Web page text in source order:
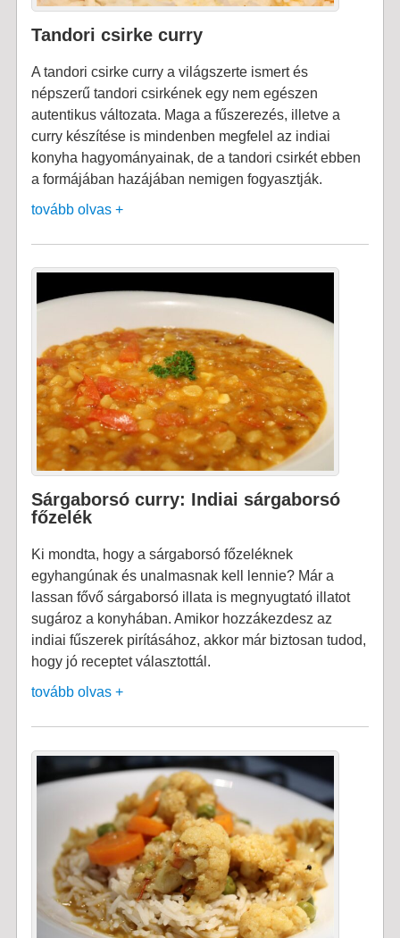
Tandori csirke curry
A tandori csirke curry a világszerte ismert és
népszerű tandori csirkének egy nem egészen
autentikus változata. Maga a fűszerezés, illetve a
curry készítése is mindenben megfelel az indiai
konyha hagyományainak, de a tandori csirkét ebben
a formájában hazájában nemigen fogyasztják.
tovább olvas +
Sárgaborsó curry: Indiai sárgaborsó
főzelék
Ki mondta, hogy a sárgaborsó főzeléknek
egyhangúnak és unalmasnak kell lennie? Már a
lassan fővő sárgaborsó illata is megnyugtató illatot
sugároz a konyhában. Amikor hozzákezdesz az
indiai fűszerek pirításához, akkor már biztosan tudod,
hogy jó receptet választottál.
tovább olvas +